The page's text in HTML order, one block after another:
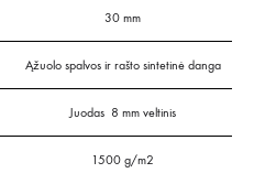
30 mm
Ąžuolo spalvos ir rašto sintetinė danga
Juodas 8 mm veltinis
1500 g/m2